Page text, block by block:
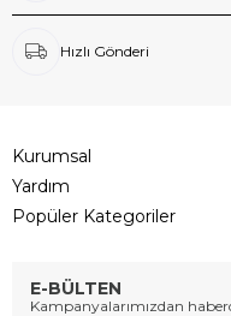
Hızlı Gönderi
Kurumsal
Yardım
Popüler Kategoriler
E-BÜLTEN
Kampanyalarımızdan